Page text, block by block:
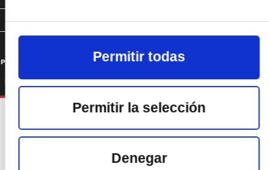
Permitir todas
Permitir la selección
Denegar
PUBLICACIONES
Política de privacidad
Política de Cookies